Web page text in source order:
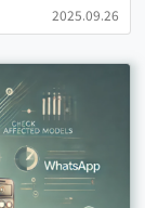
2025.09.26